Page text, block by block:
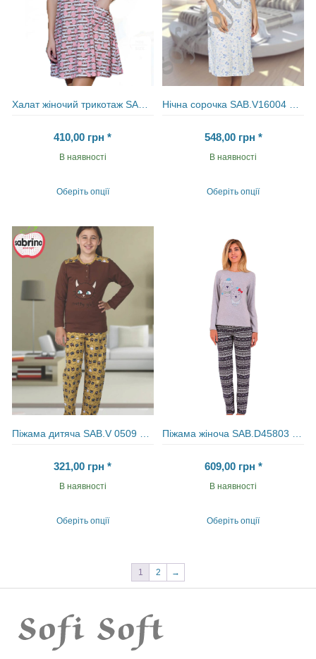
410,00 грн *
В наявності
Оберіть опції
має
кілька
варіантів.
Параметри
можна
вибрати
на
сторінці
товару
548,00 грн *
В наявності
Оберіть опції
кілька
варіантів.
Параметри
можна
вибрати
на
сторінці
товару
321,00 грн *
В наявності
Оберіть опції
вибрати
сторінці
609,00 грн *
В наявності
Оберіть опції
1 2 →